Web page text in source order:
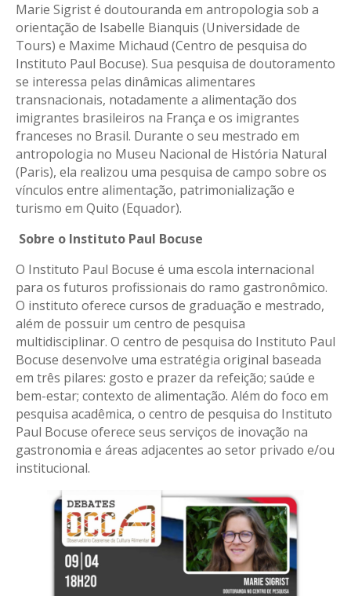
Marie Sigrist é doutouranda em antropologia sob a
orientação de Isabelle Bianquis (Universidade de
Tours) e Maxime Michaud (Centro de pesquisa do
Instituto Paul Bocuse). Sua pesquisa de doutoramento
se interessa pelas dinâmicas alimentares
transnacionais, notadamente a alimentação dos
imigrantes brasileiros na França e os imigrantes
franceses no Brasil. Durante o seu mestrado em
antropologia no Museu Nacional de História Natural
(Paris), ela realizou uma pesquisa de campo sobre os
vínculos entre alimentação, patrimonialização e
turismo em Quito (Equador).
Sobre o Instituto Paul Bocuse
O Instituto Paul Bocuse é uma escola internacional
para os futuros profissionais do ramo gastronômico.
O instituto oferece cursos de graduação e mestrado,
além de possuir um centro de pesquisa
multidisciplinar. O centro de pesquisa do Instituto Paul
Bocuse desenvolve uma estratégia original baseada
em três pilares: gosto e prazer da refeição; saúde e
bem-estar; contexto de alimentação. Além do foco em
pesquisa acadêmica, o centro de pesquisa do Instituto
Paul Bocuse oferece seus serviços de inovação na
gastronomia e áreas adjacentes ao setor privado e/ou
institucional.